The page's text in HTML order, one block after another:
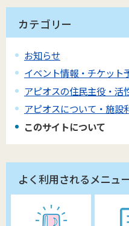
カテゴリー
お知らせ
イベント情報・チケット
アピオスの住民主役・活
アピオスについて・施設
このサイトについて
よく利用されるメニュ